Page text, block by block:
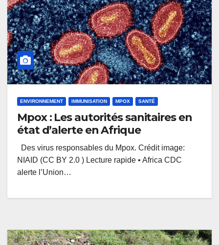
ENVIRONNEMENT IMMUNISATION MPOX SANTÉ
Mpox : Les autorités sanitaires en
état d’alerte en Afrique
Des virus responsables du Mpox. Crédit image:
NIAID (CC BY 2.0 ) Lecture rapide • Africa CDC
alerte l’Union…